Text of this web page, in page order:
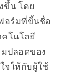
ขึ้น โดย
อร์มที่ขึ้นชื่อ
คโนโลยี
ปลอดของ
จให้กับผู้ใช้